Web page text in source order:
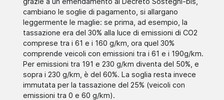
cambiano le soglie di pagamento, si allargano
leggermente le maglie: se prima, ad esempio, la
tassazione era del 30% alla luce di emissioni di CO2
comprese tra i 61 e i 160 g/km, ora quel 30%
comprende veicoli con emissioni tra i 61 e i 190g/km.
Per emissioni tra 191 e 230 g/km diventa del 50%, e
sopra i 230 g/km, è del 60%. La soglia resta invece
immutata per la tassazione del 25% (veicoli con
emissioni tra 0 e 60 g/km).